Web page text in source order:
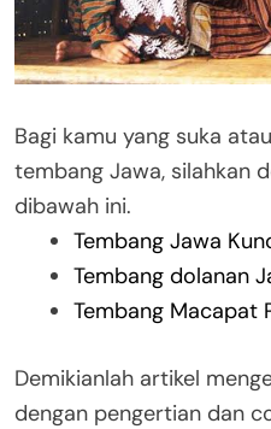
Bagi kamu yang suka
tembang Jawa, silahkan
dibawah ini.
Tembang Jawa
Tembang dolanan
Tembang Macapat
Demikianlah artikel
dengan pengertian dan